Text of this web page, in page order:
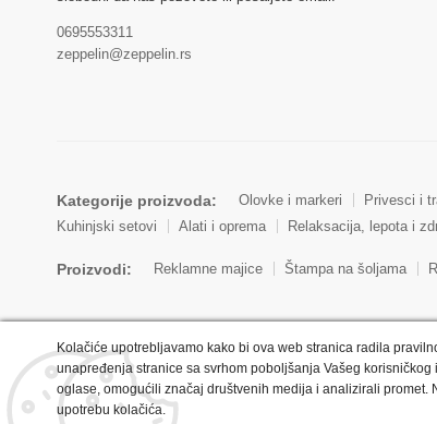
0695553311
zeppelin@zeppelin.rs
Kategorije proizvoda: Olovke i markeri Privesci i
Kuhinjski setovi
Alati i oprema Relaksacija, lepota i
Proizvodi: Reklamne majice Štampa na šoljama
Copyright © 2022 Zeppelin. All Rights Reserved.
Kolačiće upotrebljavamo kako bi ova web stranica radila
unapređenja stranice sa svrhom poboljšanja Vašeg
oglase, omogućili značaj društvenih medija i analizirali promet.
upotrebu kolačića.